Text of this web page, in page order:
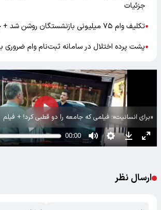
جزئیات
●تکلیف وام ۷۵ میلیونی بازنشستگان روشن شد + جزئیات
●پشت پرده اختلال در سامانه ثبت‌نام وام ضروری
«برای انسانیت»؛ فیلمی که جامعه را دو قطبی کرد! + فیلم
ارسال نظر